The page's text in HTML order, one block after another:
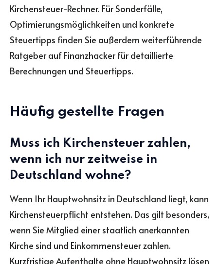
Kirchensteuer-Rechner. Für Sonderfälle,
Optimierungsmöglichkeiten und konkrete
Steuertipps finden Sie außerdem weiterführende
Ratgeber auf Finanzhacker für detaillierte
Berechnungen und Steuertipps.
Häufig gestellte Fragen
Muss ich Kirchensteuer zahlen,
wenn ich nur zeitweise in
Deutschland wohne?
Wenn Ihr Hauptwohnsitz in Deutschland liegt, kann
Kirchensteuerpflicht entstehen. Das gilt besonders,
wenn Sie Mitglied einer staatlich anerkannten
Kirche sind und Einkommensteuer zahlen.
Kurzfristige Aufenthalte ohne Hauptwohnsitz lösen